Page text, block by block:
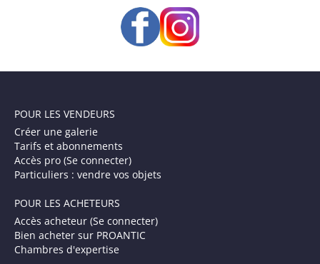
POUR LES VENDEURS
Créer une galerie
Tarifs et abonnements
Accès pro (Se connecter)
Particuliers : vendre vos objets
POUR LES ACHETEURS
Accès acheteur (Se connecter)
Bien acheter sur PROANTIC
Chambres d'expertise